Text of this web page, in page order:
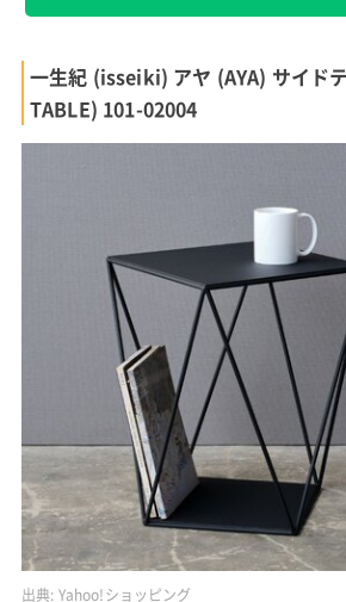
一生紀 (isseiki) アヤ (AYA) サイド
TABLE) 101-02004
出典: Yahoo!ショッピング